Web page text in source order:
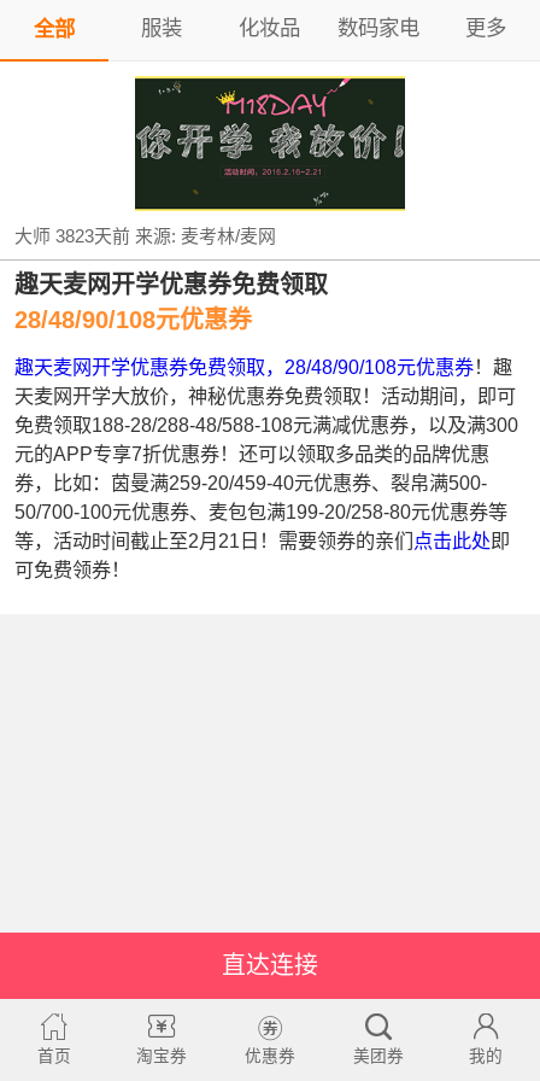
全部 服装 化妆品 数码家电 更多
大师 3823天前来源:麦考林/麦网
趣天麦网开学优惠券免费领取
28/48/90/108元优惠券
趣天麦网开学优惠券免费领取，28/48/90/108元优惠券！趣
天麦网开学大放价，神秘优惠券免费领取！活动期间，即可
免费领取188-28/288-48/588-108元满减优惠券，以及满300
元的APP专享7折优惠券！还可以领取多品类的品牌优惠
券，比如：茵曼满259-20/459-40元优惠券、裂帛满500-
50/700-100元优惠券、麦包包满199-20/258-80元优惠券等
等，活动时间截止至2月21日！需要领券的亲们 点击此处 即
可免费领券！
直达连接
首页 淘宝券 优惠券 美团券 我的